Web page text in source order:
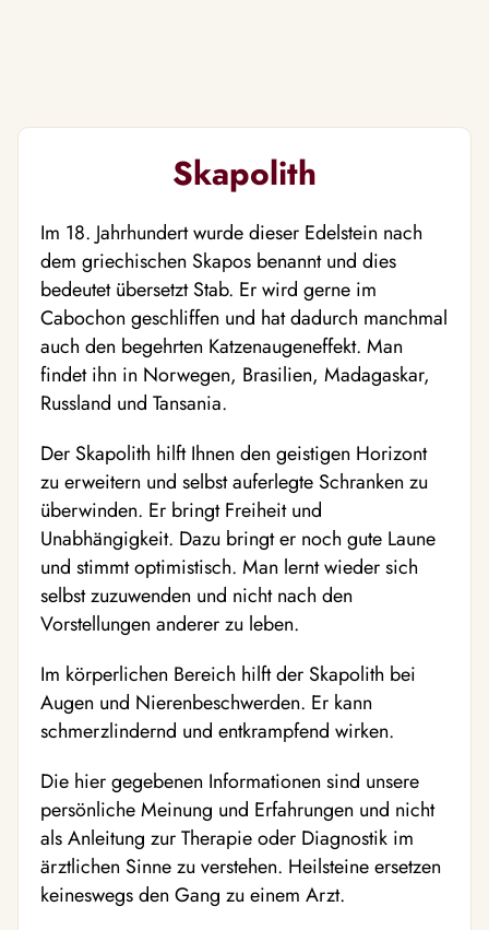
Skapolith
Im 18. Jahrhundert wurde dieser Edelstein nach
dem griechischen Skapos benannt und dies
bedeutet übersetzt Stab. Er wird gerne im
Cabochon geschliffen und hat dadurch manchmal
auch den begehrten Katzenaugeneffekt. Man
findet ihn in Norwegen, Brasilien, Madagaskar,
Russland und Tansania.
Der Skapolith hilft Ihnen den geistigen Horizont
zu erweitern und selbst auferlegte Schranken zu
überwinden. Er bringt Freiheit und
Unabhängigkeit. Dazu bringt er noch gute Laune
und stimmt optimistisch. Man lernt wieder sich
selbst zuzuwenden und nicht nach den
Vorstellungen anderer zu leben.
Im körperlichen Bereich hilft der Skapolith bei
Augen und Nierenbeschwerden. Er kann
schmerzlindernd und entkrampfend wirken.
Die hier gegebenen Informationen sind unsere
persönliche Meinung und Erfahrungen und nicht
als Anleitung zur Therapie oder Diagnostik im
ärztlichen Sinne zu verstehen. Heilsteine ersetzen
keineswegs den Gang zu einem Arzt.